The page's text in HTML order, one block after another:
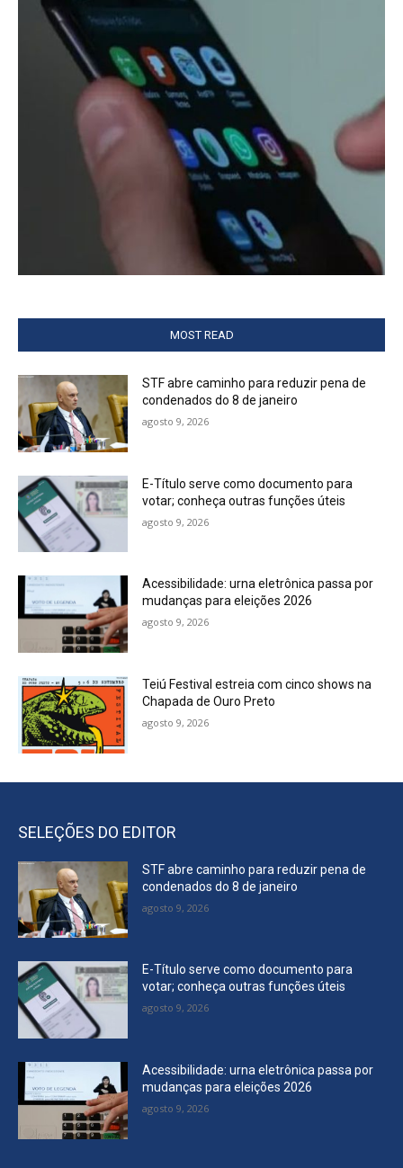
MOST READ
STF abre caminho para reduzir pena de
condenados do 8 de janeiro
agosto 9, 2026
E-Título serve como documento para
votar; conheça outras funções úteis
agosto 9, 2026
Acessibilidade: urna eletrônica passa por
mudanças para eleições 2026
agosto 9, 2026
Teiú Festival estreia com cinco shows na
Chapada de Ouro Preto
agosto 9, 2026
SELEÇÕES DO EDITOR
STF abre caminho para reduzir pena de
condenados do 8 de janeiro
agosto 9, 2026
E-Título serve como documento para
votar; conheça outras funções úteis
agosto 9, 2026
Acessibilidade: urna eletrônica passa por
mudanças para eleições 2026
agosto 9, 2026